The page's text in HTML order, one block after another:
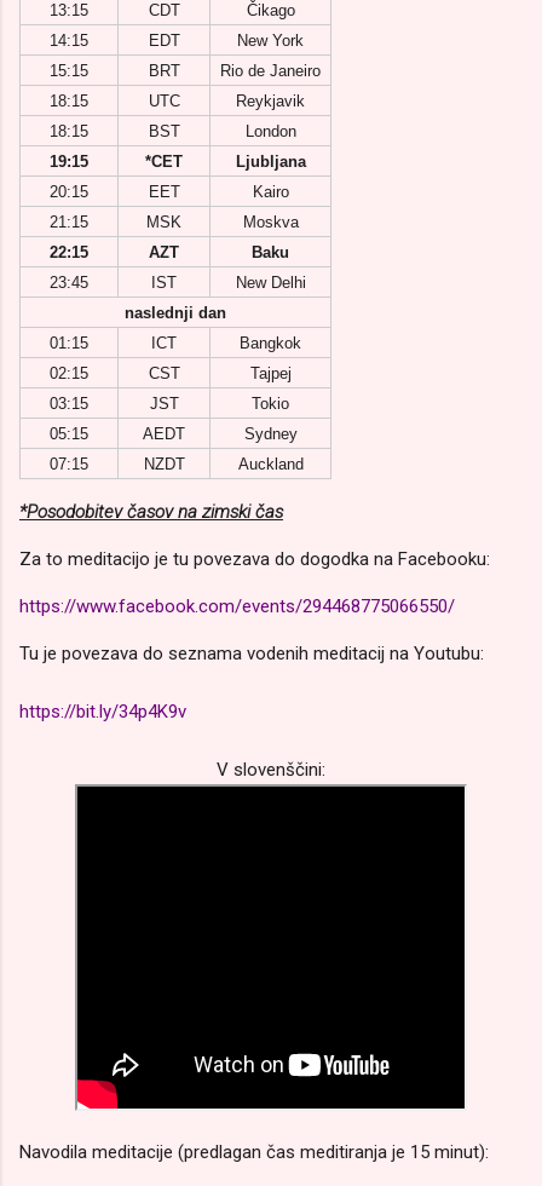
13:15 CDT
Čikago
14:15
EDT
New York
15:15
BRT
Rio de Janeiro
18:15
UTC
Reykjavik
18:15
BST
London
19:15
*CET
Ljubljana
20:15
EET
Kairo
21:15
MSK
Moskva
22:15
AZT
Baku
23:45
IST
New Delhi
naslednji dan
01:15
ICT
Bangkok
02:15
CST
Tajpej
03:15
JST
Tokio
05:15
AEDT
Sydney
07:15
NZDT Auckland
*Posodobitev časov na zimski čas
Za to meditacijo je tu povezava do dogodka na Facebooku:
https://www.facebook.com/events/294468775066550/
Tu je povezava do seznama vodenih meditacij na Youtubu:
https://bit.ly/34p4K9v
V slovenščini:
Navodila meditacije (predlagan čas meditiranja je 15 minut):